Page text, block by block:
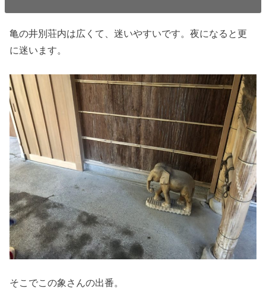
亀の井別荘内は広くて、迷いやすいです。夜になると更
に迷います。
そこでこの象さんの出番。